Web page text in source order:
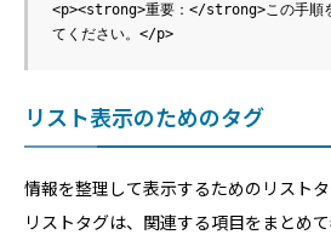
<p><strong>重要：</strong>この手順
リスト表示のためのタグ
情報を整理して表示するためのリストタ
リストタグは、関連する項目をまとめ